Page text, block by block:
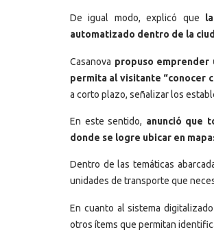
De igual modo, explicó que
automatizado dentro de la
Casanova propuso emprender
permita al visitante “conocer
a corto plazo, señalizar los
En este sentido, anunció que
donde se logre ubicar en
Dentro de las temáticas
unidades de transporte que
En cuanto al sistema
otros ítems que permitan